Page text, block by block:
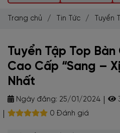
Trang chủ / Tin Tức /
Tuyển Tập Top
Cao Cấp “Sang –
Nhất
Ngày đăng: 25/01/2024
0 Đánh giá